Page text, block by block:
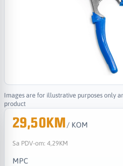
Images are for illustrative purposes only
product
29,50KM / KOM
Sa PDV-om: 4,29KM
MPC